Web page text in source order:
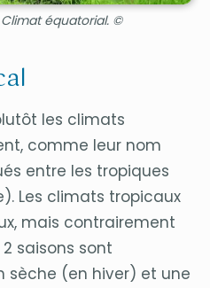
équatorial. ©
les climats
comme leur nom
entre les tropiques
Les climats tropicaux
mais contrairement
saisons sont
sèche (en hiver) et une